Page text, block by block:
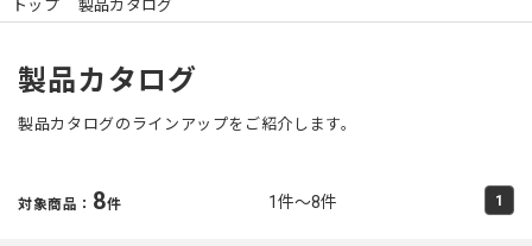
メ
ニ
ュ
を
る
トップ 製品カタログ
製品カタログ
製品カタログのラインアップをご紹介します。
対象商品： 8件 1件～8件 1